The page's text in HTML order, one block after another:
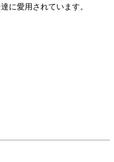
に愛用されています。